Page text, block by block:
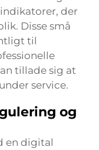
der
Disse små
til
tillade sig at
service.
og
en digital